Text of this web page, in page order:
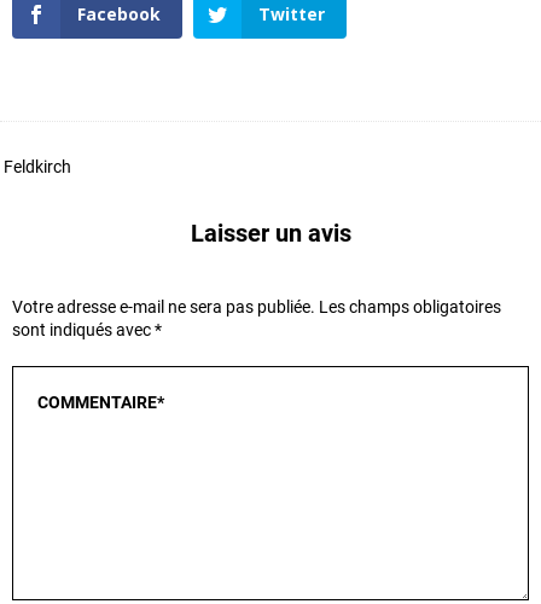
Facebook Twitter
Feldkirch
Laisser un avis
Votre adresse e-mail ne sera pas publiée. Les champs obligatoires
sont indiqués avec*